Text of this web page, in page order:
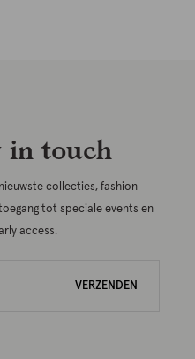
in touch
collecties, fashion
tot speciale events en
access.
VERZENDEN